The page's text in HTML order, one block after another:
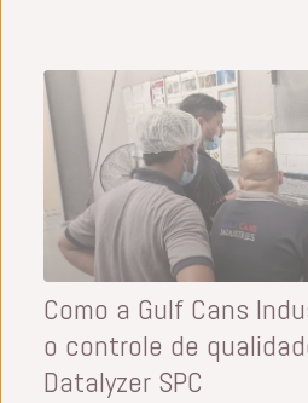
Como a Gulf Cans
o controle de
Datalyzer SPC